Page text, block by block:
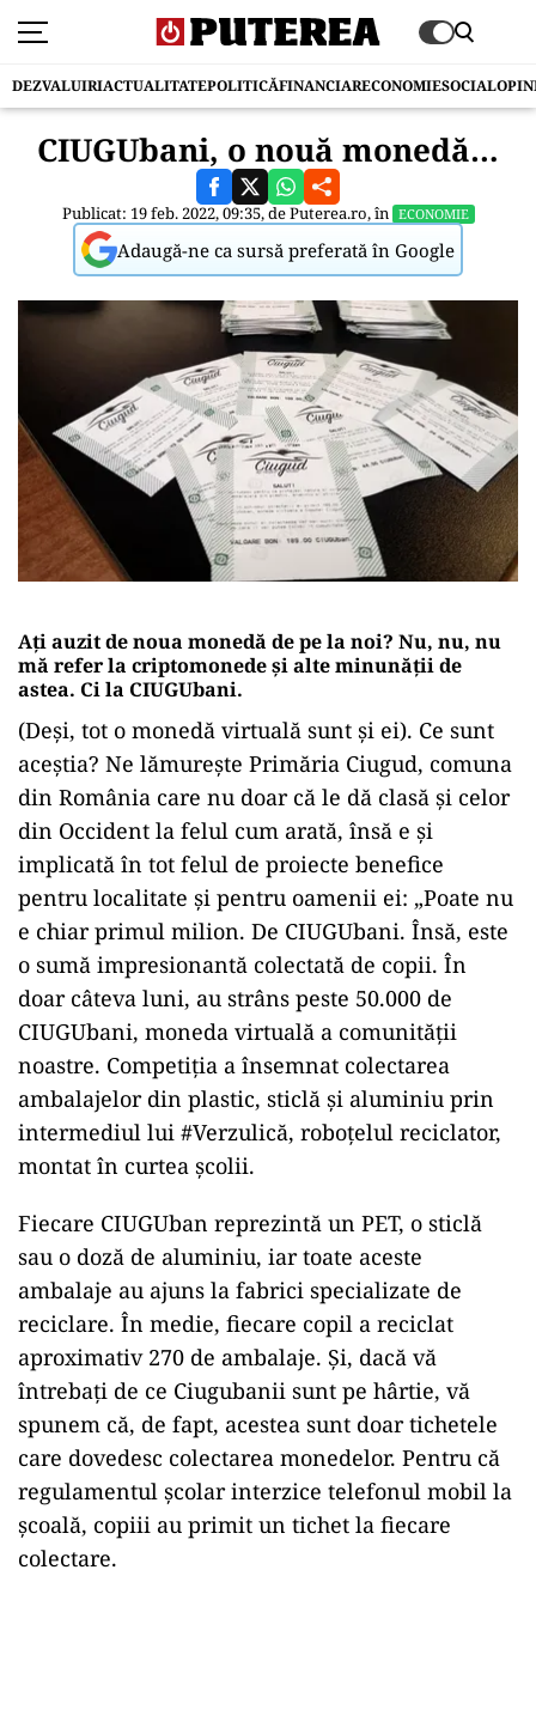
DEZVALUIRIACTUALITATEPOLITICĂFINANCIARECONOMIESOCIAL
CIUGUbani, o nouă monedă…
Publicat: 19 feb. 2022, 09:35, dePuterea.ro, în ECONOMIE
Adaugă-ne ca sursă preferată în Google
Ați auzit de noua monedă de pe la noi? Nu, nu, nu
mă refer la criptomonede și alte minunății de
astea. Ci la CIUGUbani.
(Deși, tot o monedă virtuală sunt și ei). Ce sunt
aceștia? Ne lămurește Primăria Ciugud, comuna
din România care nu doar că le dă clasă și celor
din Occident la felul cum arată, însă e și
implicată în tot felul de proiecte benefice
pentru localitate și pentru oamenii ei: „Poate nu
e chiar primul milion. De CIUGUbani. Însă, este
o sumă impresionantă colectată de copii. În
doar câteva luni, au strâns peste 50.000 de
CIUGUbani, moneda virtuală a comunității
noastre. Competiția a însemnat colectarea
ambalajelor din plastic, sticlă și aluminiu prin
intermediul lui #Verzulică, roboțelul reciclator,
montat în curtea școlii.
Fiecare CIUGUban reprezintă un PET, o sticlă
sau o doză de aluminiu, iar toate aceste
ambalaje au ajuns la fabrici specializate de
reciclare. În medie, fiecare copil a reciclat
aproximativ 270 de ambalaje. Și, dacă vă
întrebați de ce Ciugubanii sunt pe hârtie, vă
spunem că, de fapt, acestea sunt doar tichetele
care dovedesc colectarea monedelor. Pentru că
regulamentul școlar interzice telefonul mobil la
școală, copiii au primit un tichet la fiecare
colectare.